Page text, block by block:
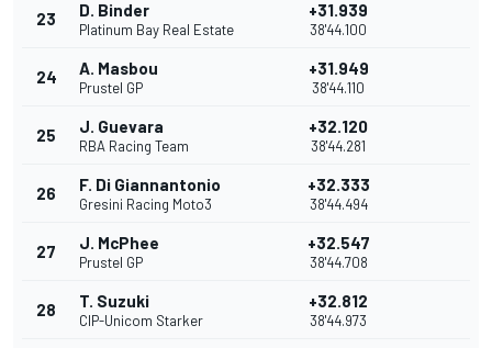
23 D. Binder
Platinum Bay Real Estate
+31.939
38'44.100
24 A. Masbou
Prustel GP
+31.949
38'44.110
25 J. Guevara
RBA Racing Team
+32.120
38'44.281
26 F. Di Giannantonio
Gresini Racing Moto3
+32.333
38'44.494
27 J. McPhee
Prustel GP
+32.547
38'44.708
28 T. Suzuki
CIP-Unicom Starker
+32.812
38'44.973